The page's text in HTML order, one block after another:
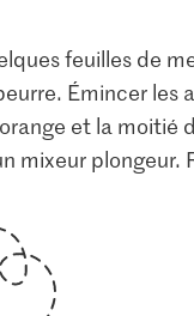
feuilles de
Émincer les
et la moitié
mixeur plongeur.